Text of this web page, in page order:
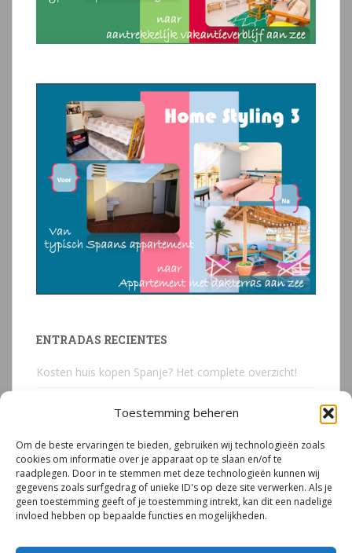
Toestemming beheren
Om de beste ervaringen te bieden, gebruiken wij technologieën zoals
cookies om informatie over je apparaat op te slaan en/of te
raadplegen. Door in te stemmen met deze technologieën kunnen wij
gegevens zoals surfgedrag of unieke ID's op deze site verwerken. Als je
geen toestemming geeft of je toestemming intrekt, kan dit een nadelige
invloed hebben op bepaalde functies en mogelijkheden.
ENTRADAS RECIENTES
Kosten huis kopen Spanje? Het complete overzicht!
juridische valkuilen
Due Diligence Spaans vastgoed
Emigreren naar Spanje Expert Call | Illegaal bouwen
door Mirjam van Riet (jan 2026)
Illegale bouw Spanje